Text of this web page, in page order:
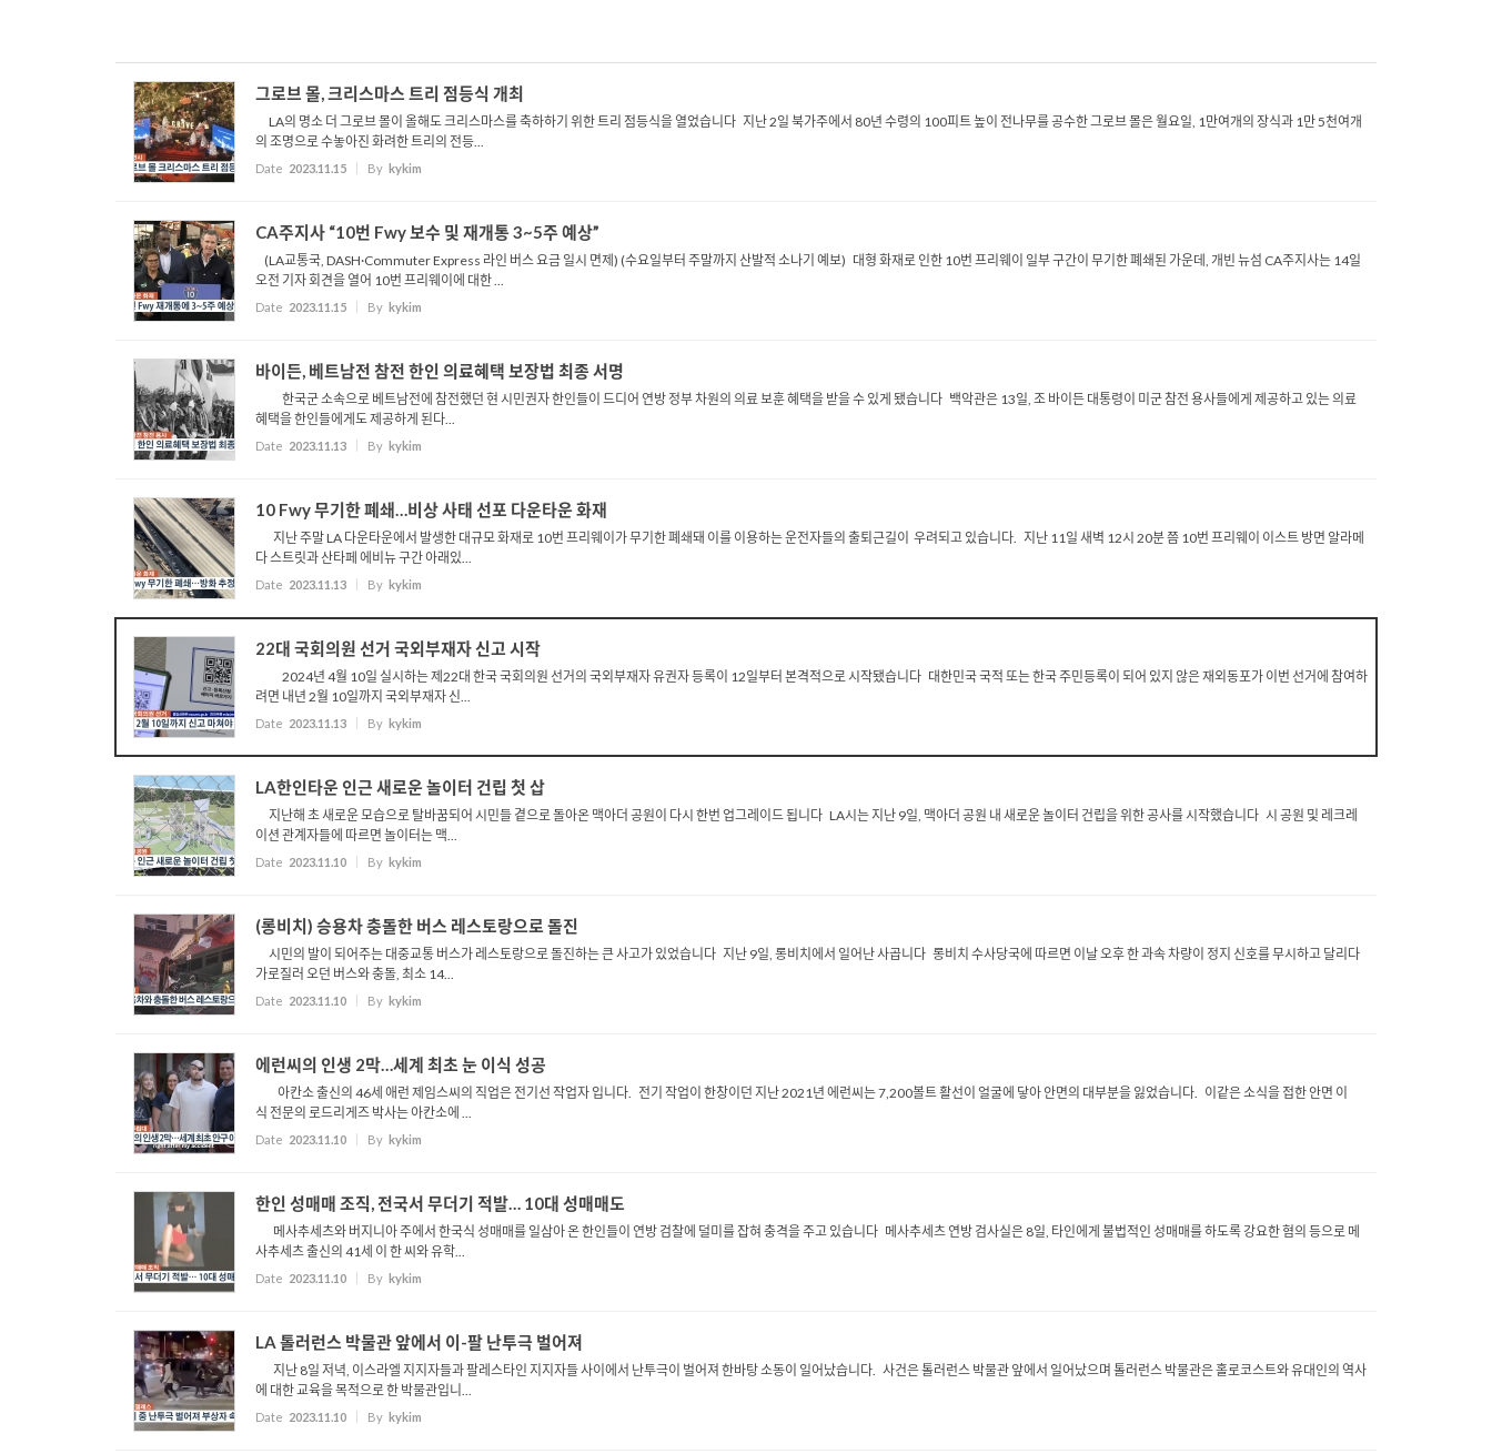
그로브 몰, 크리스마스 트리 점등식 개최
LA의 명소 더 그로브 몰이 올해도 크리스마스를 축하하기 위한 트리 점등식을 열었습니다 지난 2일 북가주에서 80년 수령의 100피트 높이 전나무를 공수한 그로브 몰은 월요일, 1만여개의 장식과 1만 5천여개
의 조명으로 수놓아진 화려한 트리의 전등...
Date 2023.11.15 By kykim
CA주지사 “10번 Fwy 보수 및 재개통 3~5주 예상”
(LA교통국, DASH·Commuter Express 라인 버스 요금 일시 면제) (수요일부터 주말까지 산발적 소나기 예보) 대형 화재로 인한 10번 프리웨이 일부 구간이 무기한 폐쇄된 가운데, 개빈 뉴섬 CA주지사는 14일
오전 기자 회견을 열어 10번 프리웨이에 대한 ...
Date 2023.11.15 By kykim
바이든, 베트남전 참전 한인 의료혜택 보장법 최종 서명
한국군 소속으로 베트남전에 참전했던 현 시민권자 한인들이 드디어 연방 정부 차원의 의료 보훈 혜택을 받을 수 있게 됐습니다 백악관은 13일, 조 바이든 대통령이 미군 참전 용사들에게 제공하고 있는 의료
혜택을 한인들에게도 제공하게 된다...
Date 2023.11.13 By kykim
10 Fwy 무기한 폐쇄…비상 사태 선포 다운타운 화재
지난 주말 LA 다운타운에서 발생한 대규모 화재로 10번 프리웨이가 무기한 폐쇄돼 이를 이용하는 운전자들의 출퇴근길이 우려되고 있습니다. 지난 11일 새벽 12시 20분 쯤 10번 프리웨이 이스트 방면 알라메
다 스트릿과 산타페 에비뉴 구간 아래있...
Date 2023.11.13 By kykim
22대 국회의원 선거 국외부재자 신고 시작
2024년 4월 10일 실시하는 제22대 한국 국회의원 선거의 국외부재자 유권자 등록이 12일부터 본격적으로 시작됐습니다 대한민국 국적 또는 한국 주민등록이 되어 있지 않은 재외동포가 이번 선거에 참여하
려면 내년 2월 10일까지 국외부재자 신...
Date 2023.11.13 By kykim
LA한인타운 인근 새로운 놀이터 건립 첫 삽
지난해 초 새로운 모습으로 탈바꿈되어 시민들 곁으로 돌아온 맥아더 공원이 다시 한번 업그레이드 됩니다 LA시는 지난 9일, 맥아더 공원 내 새로운 놀이터 건립을 위한 공사를 시작했습니다 시 공원 및 레크레
이션 관계자들에 따르면 놀이터는 맥...
Date 2023.11.10 By kykim
(롱비치) 승용차 충돌한 버스 레스토랑으로 돌진
시민의 발이 되어주는 대중교통 버스가 레스토랑으로 돌진하는 큰 사고가 있었습니다 지난 9일, 롱비치에서 일어난 사곱니다 롱비치 수사당국에 따르면 이날 오후 한 과속 차량이 정지 신호를 무시하고 달리다
가로질러 오던 버스와 충돌, 최소 14...
Date 2023.11.10 By kykim
에런씨의 인생 2막…세계 최초 눈 이식 성공
아칸소 출신의 46세 애런 제임스씨의 직업은 전기선 작업자 입니다. 전기 작업이 한창이던 지난 2021년 에런씨는 7,200볼트 활선이 얼굴에 닿아 안면의 대부분을 잃었습니다. 이같은 소식을 접한 안면 이
식 전문의 로드리게즈 박사는 아칸소에 ...
Date 2023.11.10 By kykim
한인 성매매 조직, 전국서 무더기 적발… 10대 성매매도
메사추세츠와 버지니아 주에서 한국식 성매매를 일삼아 온 한인들이 연방 검찰에 덜미를 잡혀 충격을 주고 있습니다 메사추세츠 연방 검사실은 8일, 타인에게 불법적인 성매매를 하도록 강요한 혐의 등으로 메
사추세츠 출신의 41세 이 한 씨와 유학...
Date 2023.11.10 By kykim
LA 톨러런스 박물관 앞에서 이-팔 난투극 벌어져
지난 8일 저녁, 이스라엘 지지자들과 팔레스타인 지지자들 사이에서 난투극이 벌어져 한바탕 소동이 일어났습니다. 사건은 톨러런스 박물관 앞에서 일어났으며 톨러런스 박물관은 홀로코스트와 유대인의 역사
에 대한 교육을 목적으로 한 박물관입니...
Date 2023.11.10 By kykim